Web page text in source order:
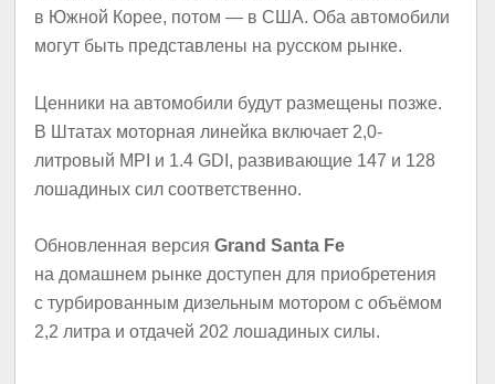
в Южной Корее, потом — в США. Оба автомобили
могут быть представлены на русском рынке.
Ценники на автомобили будут размещены позже.
В Штатах моторная линейка включает 2,0-
литровый MPI и 1.4 GDI, развивающие 147 и 128
лошадиных сил соответственно.
Обновленная версияGrand Santa Fe
на домашнем рынке доступен для приобретения
с турбированным дизельным мотором с объёмом
2,2 литра и отдачей 202 лошадиных силы.